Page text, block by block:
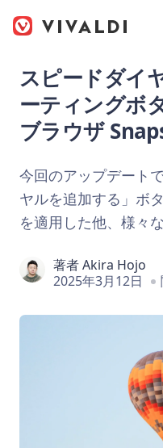
スピードダイ
ーティングボ
ブラウザ
今回のアップデート
ヤルを追加する」ボ
を適用した他、様々
著者Akira Hojo
2025年3月12日